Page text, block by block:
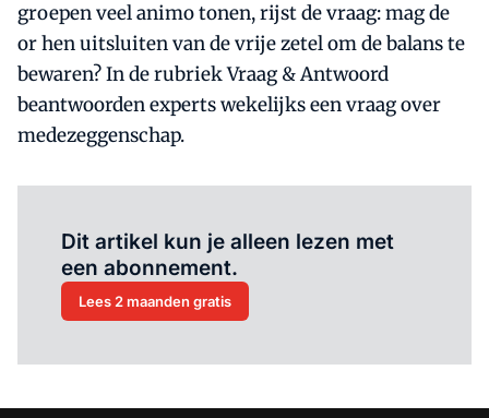
groepen veel animo tonen, rijst de vraag: mag de
or hen uitsluiten van de vrije zetel om de balans te
bewaren? In de rubriek Vraag & Antwoord
beantwoorden experts wekelijks een vraag over
medezeggenschap.
Dit artikel kun je alleen lezen met
een abonnement.
Lees 2 maanden gratis